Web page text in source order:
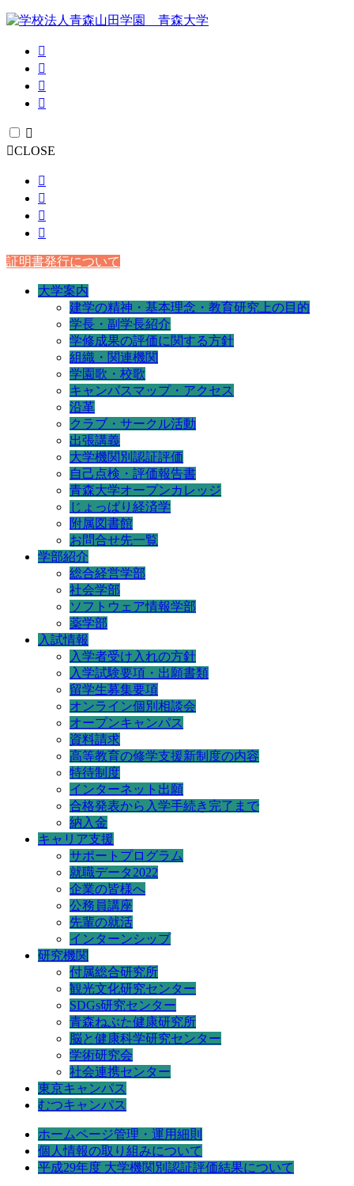
CLOSE
証明書発行について
大学案内
建学の精神・基本理念・教育研究上の目的
学長・副学長紹介
学修成果の評価に関する方針
組織・関連機関
学園歌・校歌
キャンパスマップ・アクセス
沿革
クラブ・サークル活動
出張講義
大学機関別認証評価
自己点検・評価報告書
青森大学オープンカレッジ
じょっぱり経済学
附属図書館
お問合せ先一覧
学部紹介
総合経営学部
社会学部
ソフトウェア情報学部
薬学部
入試情報
入学者受け入れの方針
入学試験要項・出願書類
留学生募集要項
オンライン個別相談会
オープンキャンパス
資料請求
高等教育の修学支援新制度の内容
特待制度
インターネット出願
合格発表から入学手続き完了まで
納入金
キャリア支援
サポートプログラム
就職データ2022
企業の皆様へ
公務員講座
先輩の就活
インターンシップ
研究機関
付属総合研究所
観光文化研究センター
SDGs研究センター
青森ねぶた健康研究所
脳と健康科学研究センター
学術研究会
社会連携センター
東京キャンパス
むつキャンパス
ホームページ管理・運用細則
個人情報の取り組みについて
平成29年度 大学機関別認証評価結果について